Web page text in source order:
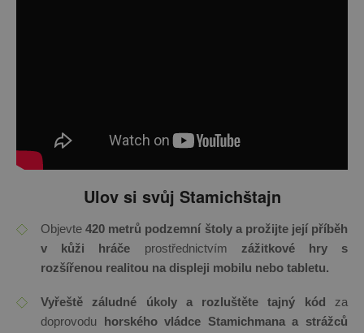
Ulov si svůj Stamichštajn
Objevte420 metrů podzemní štoly a prožijte její příběh
v kůži hráče prostřednictvím zážitkové hry s
rozšířenou realitou na displeji mobilu nebo tabletu.
Vyřeště záludné úkoly a rozluštěte tajný kód za
doprovodu horského vládce Stamichmana a strážců